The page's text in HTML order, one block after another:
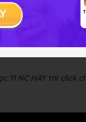
độ.
khi nhiệt độ tăng thì
mạnh đến 0.
11 NC HAY thì click